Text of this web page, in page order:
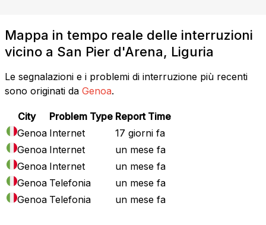
Mappa in tempo reale delle interruzioni
vicino a San Pier d'Arena, Liguria
Le segnalazioni e i problemi di interruzione più recenti
sono originati da Genoa.
City Problem Type Report Time
Genoa Internet
17 giorni fa
Genoa Internet
un mese fa
Genoa Internet
un mese fa
Genoa Telefonia
un mese fa
Genoa Telefonia un mese fa